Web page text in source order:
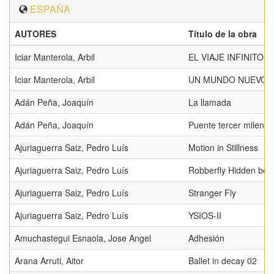
ESPAÑA
AUTORES
Título de la obra
Iciar Manterola, Arbil
EL VIAJE INFINITO
Iciar Manterola, Arbil
UN MUNDO NUEVO
Adán Peña, Joaquín
La llamada
Adán Peña, Joaquín
Puente tercer milenio
Ajuriaguerra Saiz, Pedro Luís
Motion in Stillness
Ajuriaguerra Saiz, Pedro Luís
Robberfly Hidden
Ajuriaguerra Saiz, Pedro Luís
Stranger Fly
Ajuriaguerra Saiz, Pedro Luís
YSIOS-II
Amuchastegui Esnaola, Jose Angel
Adhesión
Arana Arruti, Aitor
Ballet in decay 02